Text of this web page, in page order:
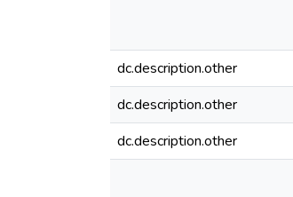
dc.description.other
dc.description.other
dc.description.other